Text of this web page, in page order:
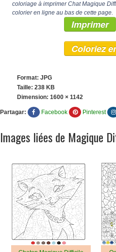
coloriage à imprimer Chat Magique
colorier en ligne au bas de cette page.
Imprimer
Coloriez
Format: JPG
Taille: 238 KB
Dimension: 1600 × 1142
Partagar: Facebook Pinterest
Images liées de Magique